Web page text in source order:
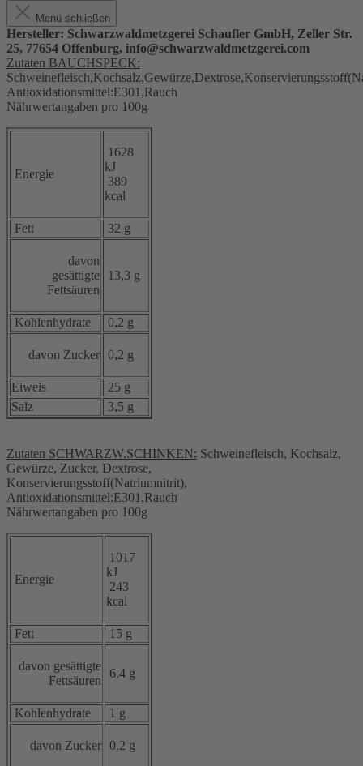
Menü schließen
Hersteller: Schwarzwaldmetzgerei Schaufler GmbH, Zeller Str.
25, 77654 Offenburg, info@schwarzwaldmetzgerei.com
Zutaten BAUCHSPECK:
Antioxidationsmittel:E301,Rauch
Nährwertangaben pro 100g
Energie
1628
kJ
389
kcal
Fett 32 g
davon
gesättigte
Fettsäuren
13,3 g
Kohlenhydrate 0,2 g
davon Zucker 0,2 g
Eiweis
25 g
Salz
3,5 g
Zutaten SCHWARZW.SCHINKEN: Schweinefleisch, Kochsalz,
Gewürze, Zucker, Dextrose,
Konservierungsstoff(Natriumnitrit),
Antioxidationsmittel:E301,Rauch
Nährwertangaben pro 100g
Energie
1017
kJ
243
kcal
Fett 15 g
davon gesättigte
Fettsäuren
6,4 g
Kohlenhydrate 1 g
davon Zucker 0,2 g